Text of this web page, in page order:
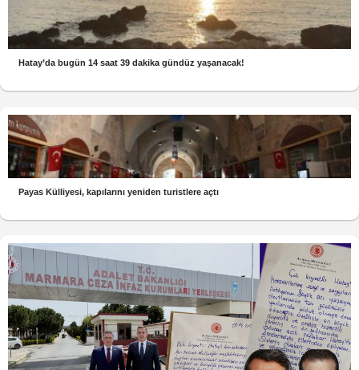
Hatay’da bugün 14 saat 39 dakika gündüz yaşanacak!
Payas Külliyesi, kapılarını yeniden turistlere açtı